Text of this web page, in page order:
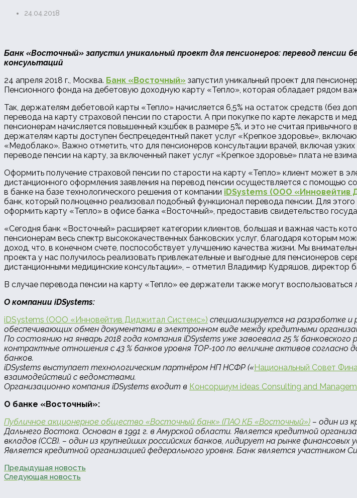
24.04.2018
Банк «Восточный» запустил уникальный проект для пенсионеров: перевод
консультаций
24 апреля 2018 г., Москва. Банк «Восточный» запустил уникальный проект для
Пенсионного фонда на дебетовую доходную карту «Тепло», которая обладает рядом
Так, держателям дебетовой карты «Тепло» начисляется 6,5% на остаток средств (без
перевода на карту страховой пенсии по старости. А при покупке по карте лекарств и
пенсионерам начисляется повышенный кэшбек в размере 5%, и это не считая
держателям карты доступен беспрецедентный пакет услуг «Крепкое здоровье»,
«Медоблако». Важно отметить, что для пенсионеров консультации врачей, включая
переводе пенсии на карту, за включенный пакет услуг «Крепкое здоровье» плата не
Оформить получение страховой пенсии по старости на карту «Тепло» клиент может в
дистанционного оформления заявления на перевод пенсии осуществляется с
в банке на базе технологического решения от компании iDSystems (ООО «Инновейтив
банк, который полноценно реализовал подобный функционал перевода пенсии. Для
оформить карту «Тепло» в офисе банка «Восточный», предоставив свидетельство
«Сегодня банк «Восточный» расширяет категории клиентов, большая и важная часть
пенсионерам весь спектр высококачественных банковских услуг, благодаря которым
доход, что, в конечном счете, поспособствует улучшению качества жизни. Мы
проекта у нас получилось реализовать привлекательные и выгодные для пенсионеров
дистанционными медицинские консультации», – отметил Владимир Кудряшов,
В случае перевода пенсии на карту «Тепло» ее держатели также могут
О компании iDSystems:
iDSystems (ООО «Инновейтив Диджитал Системс») специализируется на разработке
обеспечивающих обмен документами в электронном виде между кредитными
По состоянию на январь 2018 года компания iDSystems уже завоевала 25 %
контрактные отношения с 43 % банков уровня TOP-100 по величине активов
банков.
iDSystems выступает технологическим партнёром НП НСФР («Национальный Совет
взаимодействий с ведомствами.
Организационно компания iDSystems входит в Консорциум ideas Consulting and
О банке «Восточный»:
Публичное акционерное общество «Восточный банк» (ПАО КБ «Восточный») – один из
Дальнего Востока. Основан в 1991 г. в Амурской области. Является кредитной
вкладов (ССВ). – один из крупнейших российских банков, лидирует на рынке
Является кредитной организацией федерального уровня. Банк является участником
Предыдущая новость
Следующая новость